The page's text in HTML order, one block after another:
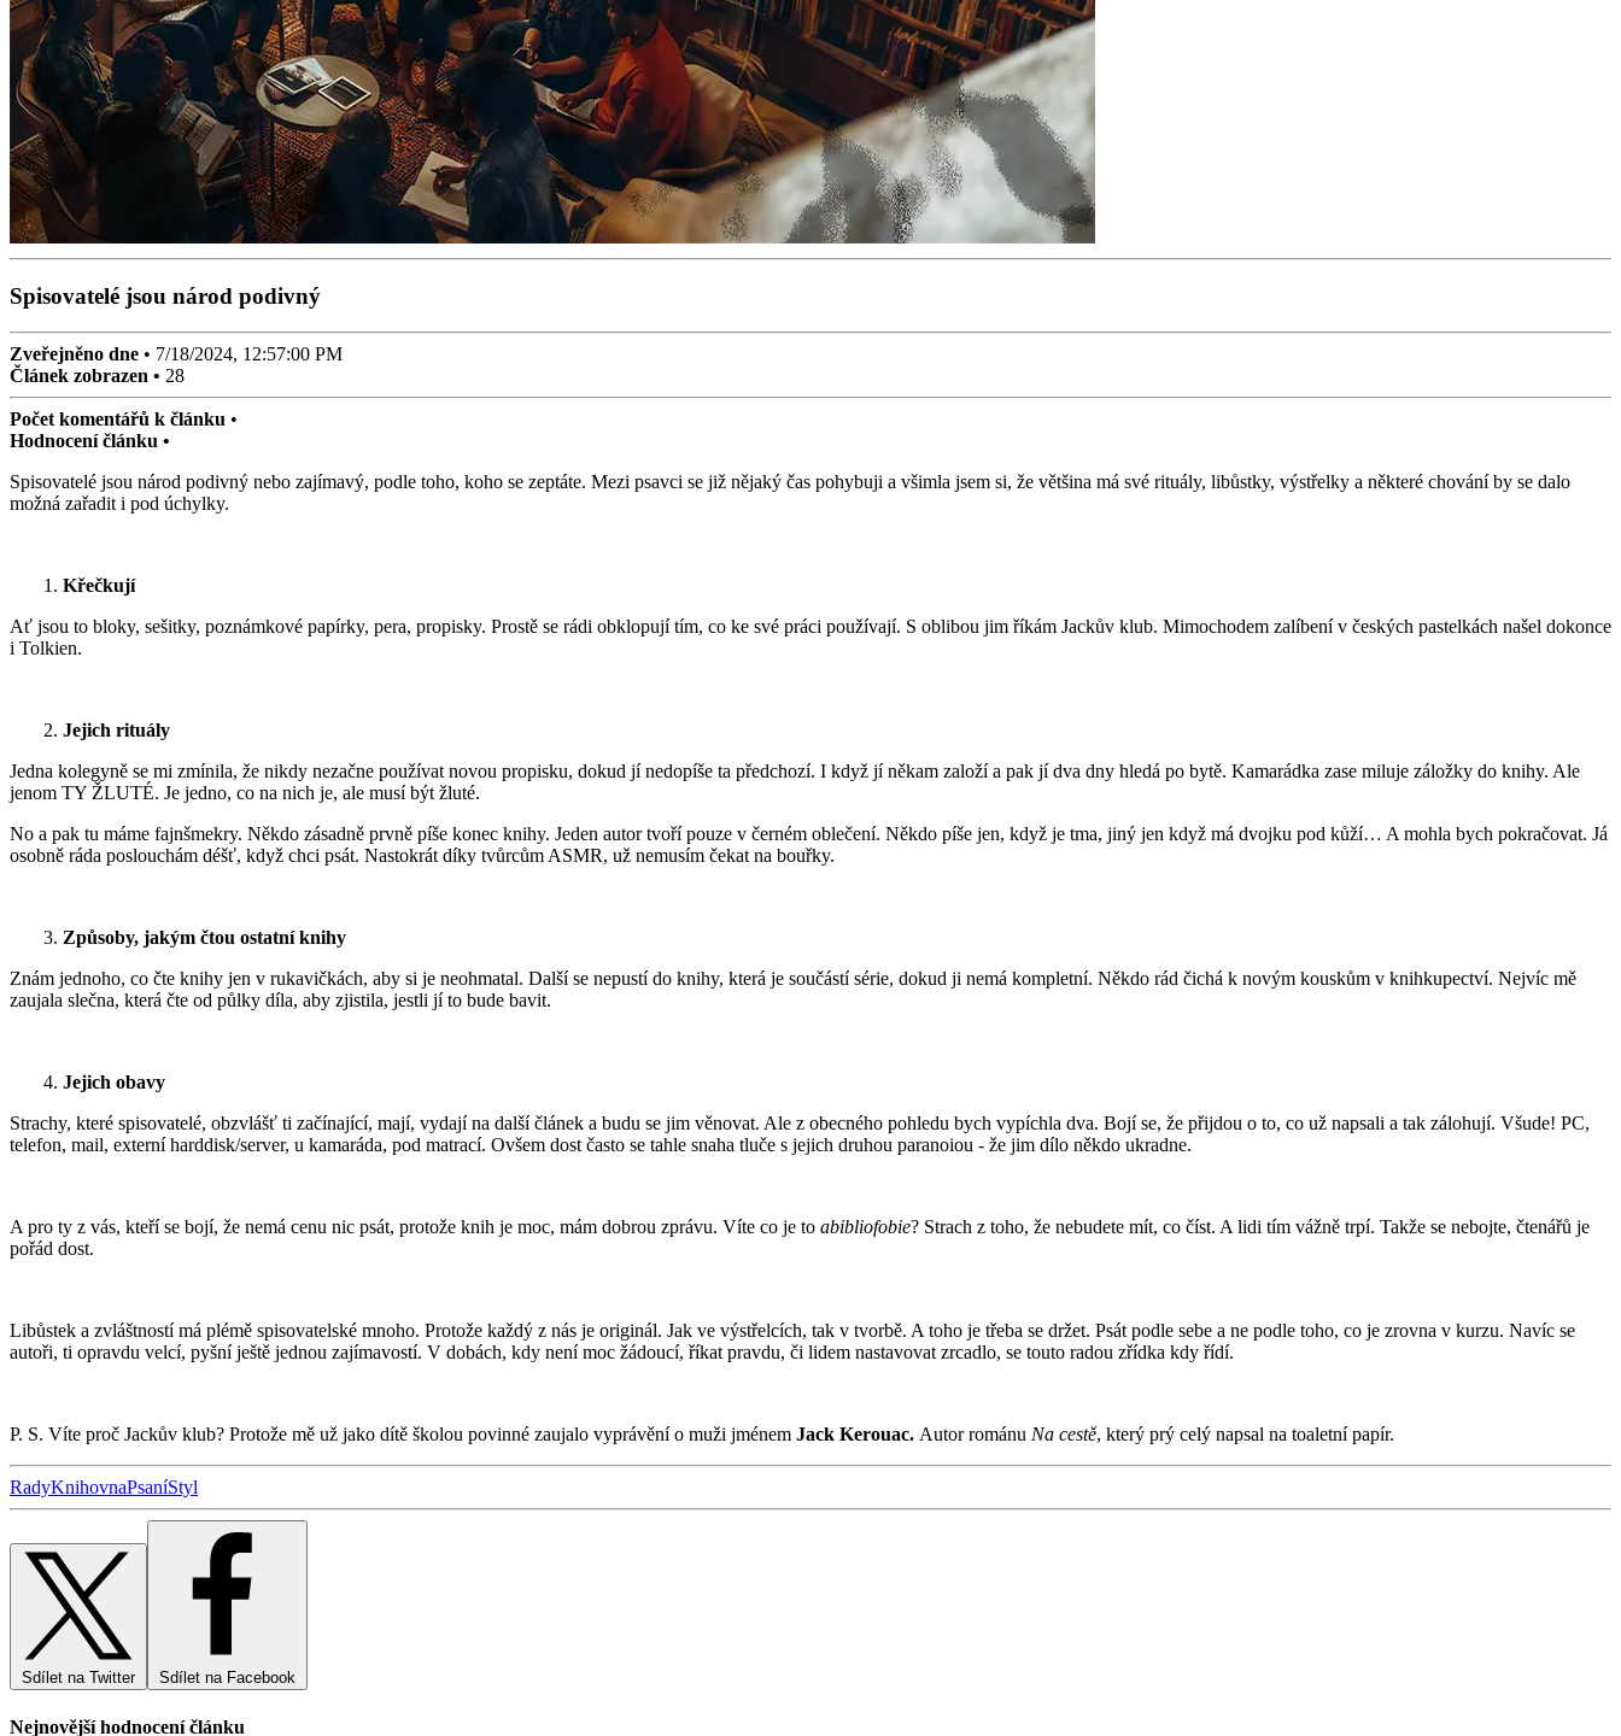
Spisovatelé jsou národ podivný
Zveřejněno dne • 7/18/2024, 12:57:00 PM
Článek zobrazen • 28
Počet komentářů k článku •
Hodnocení článku •
Spisovatelé jsou národ podivný nebo zajímavý, podle toho, koho se zeptáte. Mezi psavci se již nějaký čas pohybuji a všimla jsem si, že většina má své rituály, libůstky, výstřelky a některé chování by se dalo
možná zařadit i pod úchylky.
1. Křečkují
Ať jsou to bloky, sešitky, poznámkové papírky, pera, propisky. Prostě se rádi obklopují tím, co ke své práci používají. S oblibou jim říkám Jackův klub. Mimochodem zalíbení v českých pastelkách našel dokonce
i Tolkien.
2. Jejich rituály
Jedna kolegyně se mi zmínila, že nikdy nezačne používat novou propisku, dokud jí nedopíše ta předchozí. I když jí někam založí a pak jí dva dny hledá po bytě. Kamarádka zase miluje záložky do knihy. Ale
jenom TY ŽLUTÉ. Je jedno, co na nich je, ale musí být žluté.
No a pak tu máme fajnšmekry. Někdo zásadně prvně píše konec knihy. Jeden autor tvoří pouze v černém oblečení. Někdo píše jen, když je tma, jiný jen když má dvojku pod kůží… A mohla bych pokračovat. Já
osobně ráda poslouchám déšť, když chci psát. Nastokrát díky tvůrcům ASMR, už nemusím čekat na bouřky.
3. Způsoby, jakým čtou ostatní knihy
Znám jednoho, co čte knihy jen v rukavičkách, aby si je neohmatal. Další se nepustí do knihy, která je součástí série, dokud ji nemá kompletní. Někdo rád čichá k novým kouskům v knihkupectví. Nejvíc mě
zaujala slečna, která čte od půlky díla, aby zjistila, jestli jí to bude bavit.
4. Jejich obavy
Strachy, které spisovatelé, obzvlášť ti začínající, mají, vydají na další článek a budu se jim věnovat. Ale z obecného pohledu bych vypíchla dva. Bojí se, že přijdou o to, co už napsali a tak zálohují. Všude! PC,
telefon, mail, externí harddisk/server, u kamaráda, pod matrací. Ovšem dost často se tahle snaha tluče s jejich druhou paranoiou - že jim dílo někdo ukradne.
A pro ty z vás, kteří se bojí, že nemá cenu nic psát, protože knih je moc, mám dobrou zprávu. Víte co je to abibliofobie? Strach z toho, že nebudete mít, co číst. A lidi tím vážně trpí. Takže se nebojte, čtenářů je
pořád dost.
Libůstek a zvláštností má plémě spisovatelské mnoho. Protože každý z nás je originál. Jak ve výstřelcích, tak v tvorbě. A toho je třeba se držet. Psát podle sebe a ne podle toho, co je zrovna v kurzu. Navíc se
autoři, ti opravdu velcí, pyšní ještě jednou zajímavostí. V dobách, kdy není moc žádoucí, říkat pravdu, či lidem nastavovat zrcadlo, se touto radou zřídka kdy řídí.
P. S. Víte proč Jackův klub? Protože mě už jako dítě školou povinné zaujalo vyprávění o muži jménem Jack Kerouac. Autor románu Na cestě, který prý celý napsal na toaletní papír.
RadyKnihovnaPsaníStyl
Sdílet na Twitter Sdílet na Facebook
Nejnovější hodnocení článku